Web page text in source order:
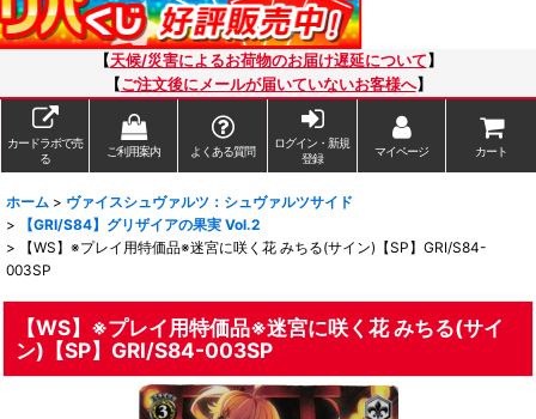
【天候/災害によるお荷物のお届け遅延について 】
【ご注文後にメールが届いていないお客様へ】
カードラボで売
る
ご利用案内 よくある質問
ログイン・新規
登録
マイページ カート
ホーム > ヴァイスシュヴァルツ：シュヴァルツサイド
>
【GRI/S84】グリザイアの果実 Vol.2
>
【WS】※プレイ用特価品※迷宮に咲く花 みちる(サイン)【SP】GRI/S84-
003SP
【WS】※プレイ用特価品※迷宮に咲く花 みちる(サイ
ン)【SP】GRI/S84-003SP